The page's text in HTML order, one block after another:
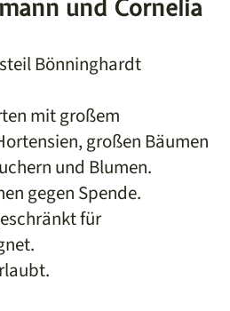
und Cornelia
Bönninghardt
mit großem
großen Bäumen
und Blumen.
gegen Spende.
für